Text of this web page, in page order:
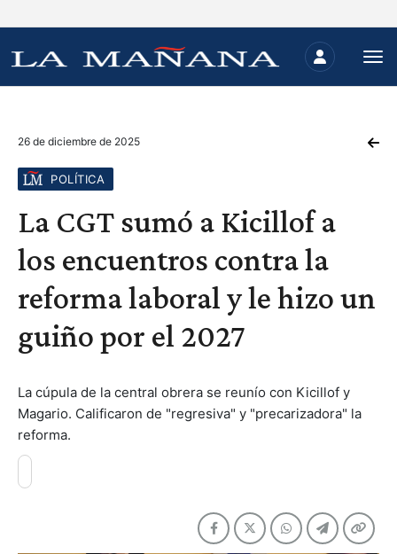
26 de diciembre de 2025
POLÍTICA
La CGT sumó a Kicillof a
los encuentros contra la
reforma laboral y le hizo un
guiño por el 2027
La cúpula de la central obrera se reunío con Kicillof y
Magario. Calificaron de "regresiva" y "precarizadora" la
reforma.